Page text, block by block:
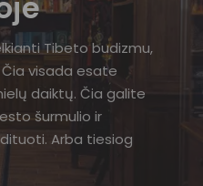
Tibeto budizmu,
visada esate
daiktų. Čia galite
šurmulio ir
Arba tiesiog